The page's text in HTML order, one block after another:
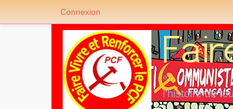
«
l’histoire de
Connexion